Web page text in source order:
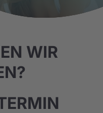
WIR